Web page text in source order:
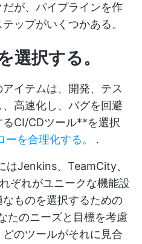
が、パイプラインを作
ップがいくつかある。
選択する。
イテムは、開発、テス
高速化し、バグを回避
るCI/CDツール**を選択
ーを合理化する。 .
はJenkins、TeamCity、
ぞれがユニークな機能設
ものを選択するための
たのニーズと目標を考慮
のツールがそれに見合